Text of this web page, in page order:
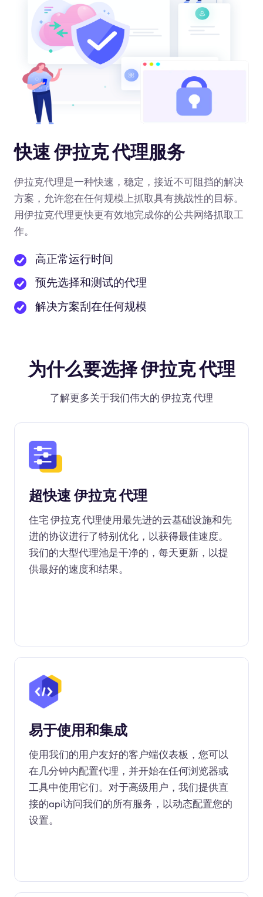
快速 伊拉克 代理服务
伊拉克代理是一种快速，稳定，接近不可阻挡的解决
方案，允许您在任何规模上抓取具有挑战性的目标。
用伊拉克代理更快更有效地完成你的公共网络抓取工
作。
高正常运行时间
预先选择和测试的代理
解决方案刮在任何规模
为什么要选择 伊拉克 代理
了解更多关于我们伟大的 伊拉克 代理
超快速 伊拉克 代理
住宅 伊拉克 代理使用最先进的云基础设施和先
进的协议进行了特别优化，以获得最佳速度。
我们的大型代理池是干净的，每天更新，以提
供最好的速度和结果。
易于使用和集成
使用我们的用户友好的客户端仪表板，您可以
在几分钟内配置代理，并开始在任何浏览器或
工具中使用它们。对于高级用户，我们提供直
接的api访问我们的所有服务，以动态配置您的
设置。